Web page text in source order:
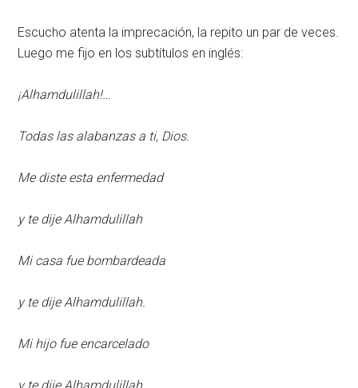
Escucho atenta la imprecación, la repito un par de veces.
Luego me fijo en los subtítulos en inglés:
¡Alhamdulillah!…
Todas las alabanzas a ti, Dios.
Me diste esta enfermedad
y te dije Alhamdulillah
Mi casa fue bombardeada
y te dije Alhamdulillah.
Mi hijo fue encarcelado